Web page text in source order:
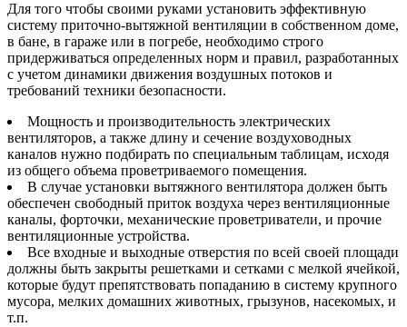
Для того чтобы своими руками установить эффективную
систему приточно-вытяжной вентиляции в собственном доме,
в бане, в гараже или в погребе, необходимо строго
придерживаться определенных норм и правил, разработанных
с учетом динамики движения воздушных потоков и
требований техники безопасности.
Мощность и производительность электрических
вентиляторов, а также длину и сечение воздуховодных
каналов нужно подбирать по специальным таблицам, исходя
из общего объема проветриваемого помещения.
В случае установки вытяжного вентилятора должен быть
обеспечен свободный приток воздуха через вентиляционные
каналы, форточки, механические проветриватели, и прочие
вентиляционные устройства.
Все входные и выходные отверстия по всей своей площади
должны быть закрыты решетками и сетками с мелкой ячейкой,
которые будут препятствовать попаданию в систему крупного
мусора, мелких домашних животных, грызунов, насекомых, и
т.п.